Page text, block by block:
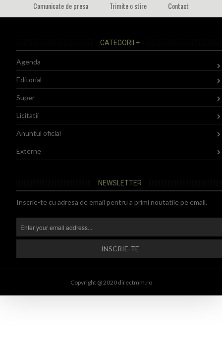
Comunicate de presa
Trimite o stire Contact
CATEGORII +
Agenda
Editorial
Super
Licitatii
Anuntul oficial
Externe
NEWSLETTER
Inscrie-te cu adresa de email pentru a primi noutatile pe email.
Copyright @ 2020 directmm.ro